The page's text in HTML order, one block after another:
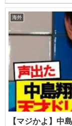
海外
【マジかよ】中